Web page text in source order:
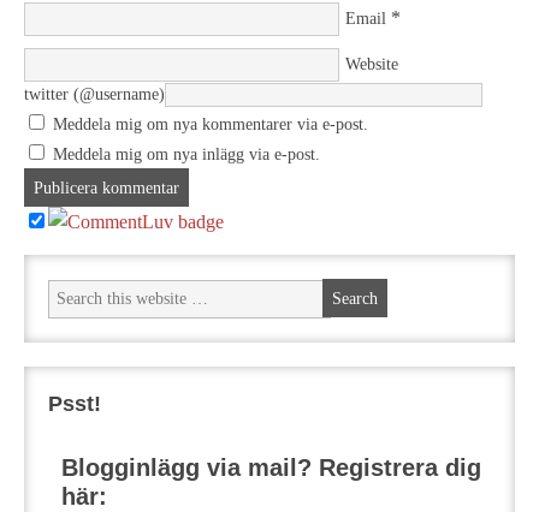
Email *
Website
twitter (@username)
Meddela mig om nya kommentarer via e-post.
Meddela mig om nya inlägg via e-post.
Psst!
Blogginlägg via mail? Registrera dig
här: